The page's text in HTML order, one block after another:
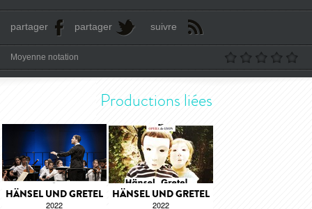
partager partager suivre
Moyenne notation
Productions liées
HÄNSEL UND GRETEL
2022
HÄNSEL UND GRETEL
2022